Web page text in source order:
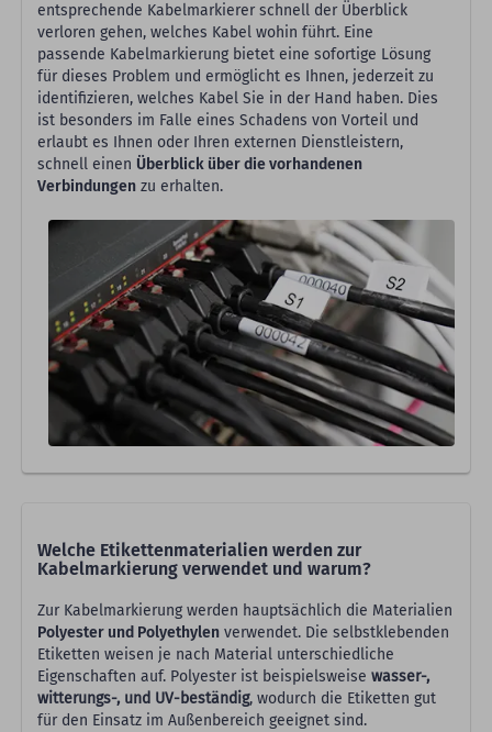
entsprechende Kabelmarkierer schnell der Überblick
verloren gehen, welches Kabel wohin führt. Eine
passende Kabelmarkierung bietet eine sofortige Lösung
für dieses Problem und ermöglicht es Ihnen, jederzeit zu
identifizieren, welches Kabel Sie in der Hand haben. Dies
ist besonders im Falle eines Schadens von Vorteil und
erlaubt es Ihnen oder Ihren externen Dienstleistern,
schnell einen Überblick über die vorhandenen
Verbindungen zu erhalten.
Welche Etikettenmaterialien werden zur
Kabelmarkierung verwendet und warum?
Zur Kabelmarkierung werden hauptsächlich die Materialien
Polyester und Polyethylen verwendet. Die selbstklebenden
Etiketten weisen je nach Material unterschiedliche
Eigenschaften auf. Polyester ist beispielsweise wasser-,
witterungs-, und UV-beständig, wodurch die Etiketten gut
für den Einsatz im Außenbereich geeignet sind.